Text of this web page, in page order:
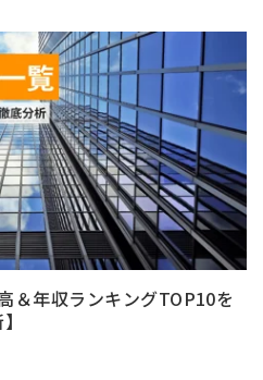
＆年収ランキングTOP10を